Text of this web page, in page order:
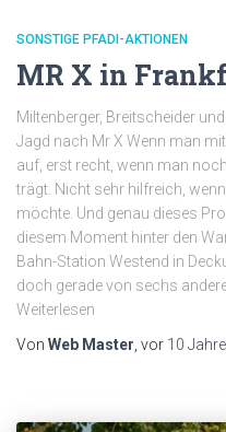
SONSTIGE PFADI-AKTIONEN
MR X in
Miltenberger, Breitscheider
Jagd nach Mr X Wenn man
auf, erst recht, wenn man
trägt. Nicht sehr hilfreich,
möchte. Und genau dieses
diesem Moment hinter den
Bahn-Station Westend in
doch gerade von sechs
Weiterlesen
Von Web Master, vor 10